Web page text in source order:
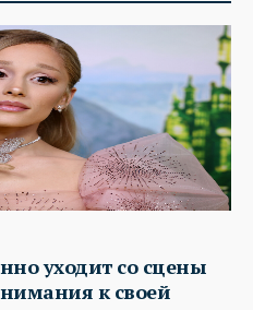
уходит со сцены
к своей